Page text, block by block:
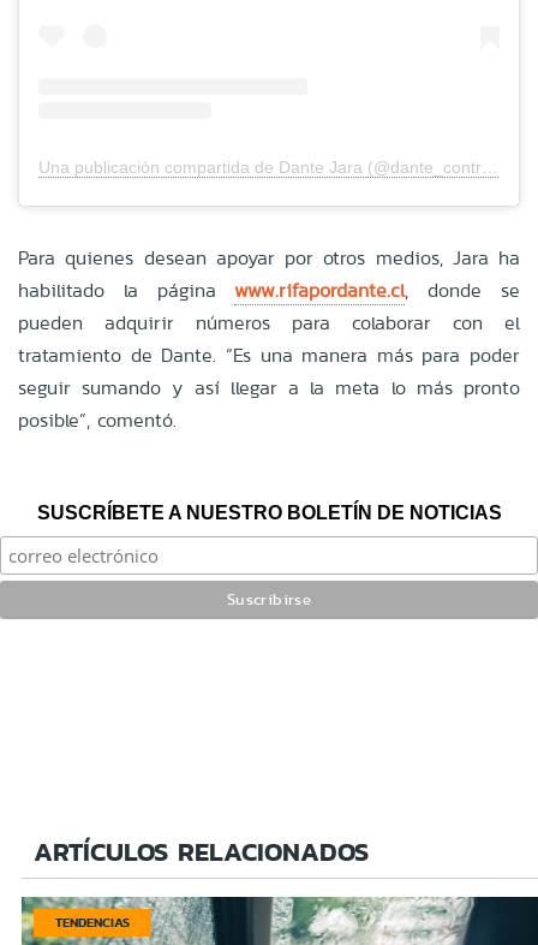
Para quienes desean apoyar por otros medios, Jara ha
habilitado la páginawww.rifapordante.cl, donde se
pueden adquirir números para colaborar con el
tratamiento de Dante. “Es una manera más para poder
seguir sumando y así llegar a la meta lo más pronto
posible”, comentó.
SUSCRÍBETE A NUESTRO BOLETÍN DE NOTICIAS
ARTÍCULOS RELACIONADOS
TENDENCIAS